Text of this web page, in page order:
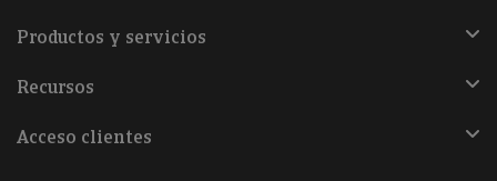
Productos y servicios
Recursos
Acceso clientes